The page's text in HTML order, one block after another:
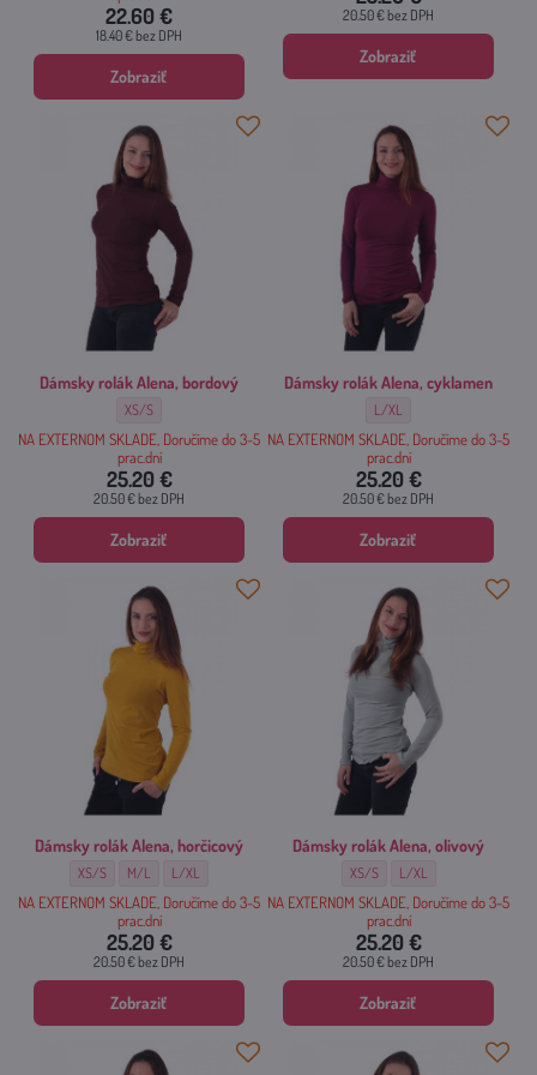
22.60 €
18.40 €bez DPH
Zobraziť
20.50 €bez DPH
Zobraziť
Dámsky rolák Alena, bordový
Dámsky rolák Alena, bordový - Veľkosť:
XS/S
NA EXTERNOM SKLADE, Doručíme do 3-5
prac.dní
25.20 €
20.50 €bez DPH
Zobraziť
Dámsky rolák Alena, cyklamen
Dámsky rolák Alena,
L/XL
NA EXTERNOM SKLADE, Doručíme do 3-5
prac.dní
25.20 €
20.50 €bez DPH
Zobraziť
Dámsky rolák Alena, horčicový
Dámsky rolák Alena, horčicový - Veľkosť:
XS/S Dámsky rolák Alena, horčicový - Veľkosť:
M/L Dámsky rolák Alena, horčicový - Veľkosť:
L/XL
NA EXTERNOM SKLADE, Doručíme do 3-5
prac.dní
25.20 €
20.50 €bez DPH
Zobraziť
Dámsky rolák Alena, olivový
Dámsky rolák Alena, olivový -
XS/S Dámsky rolák Alena,
L/XL
NA EXTERNOM SKLADE, Doručíme do 3-5
prac.dní
25.20 €
20.50 €bez DPH
Zobraziť